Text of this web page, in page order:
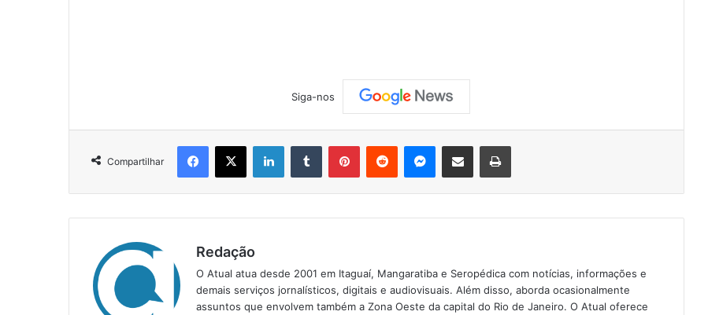
Siga-nos
Compartilhar
Redação
O Atual atua desde 2001 em Itaguaí, Mangaratiba e Seropédica com notícias, informações e
demais serviços jornalísticos, digitais e audiovisuais. Além disso, aborda ocasionalmente
assuntos que envolvem também a Zona Oeste da capital do Rio de Janeiro. O Atual oferece